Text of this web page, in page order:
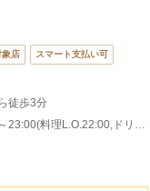
象店 スマート支払い可
徒歩3分
本日の営業時間：11:30～14:00(料理L.O.13:00),17:00～23:00(料理L.O.22:00,ドリンクL.O.22:00)